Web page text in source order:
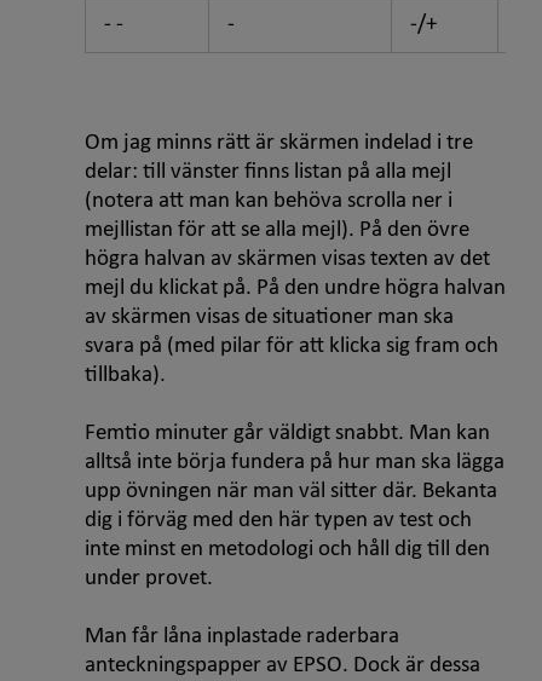
- - - -/+
Om jag minns rätt är skärmen indelad i tre
delar: till vänster finns listan på alla mejl
(notera att man kan behöva scrolla ner i
mejllistan för att se alla mejl). På den övre
högra halvan av skärmen visas texten av det
mejl du klickat på. På den undre högra halvan
av skärmen visas de situationer man ska
svara på (med pilar för att klicka sig fram och
tillbaka).
Femtio minuter går väldigt snabbt. Man kan
alltså inte börja fundera på hur man ska lägga
upp övningen när man väl sitter där. Bekanta
dig i förväg med den här typen av test och
inte minst en metodologi och håll dig till den
under provet.
Man får låna inplastade raderbara
anteckningspapper av EPSO. Dock är dessa